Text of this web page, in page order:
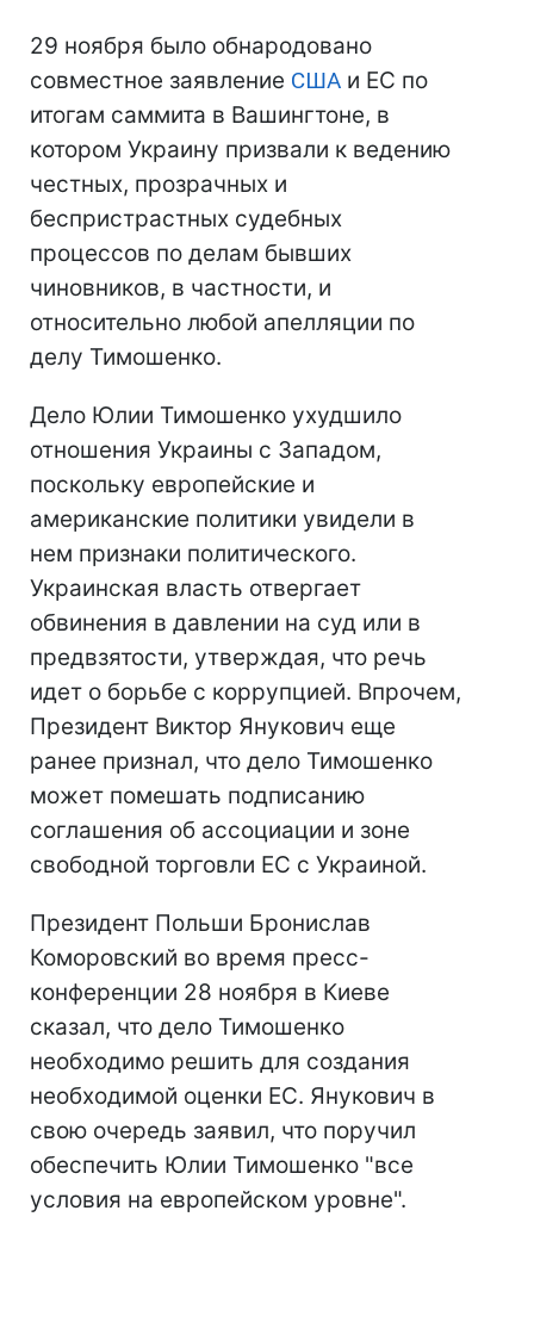
29 ноября было обнародовано
совместное заявление США и ЕС по
итогам саммита в Вашингтоне, в
котором Украину призвали к ведению
честных, прозрачных и
беспристрастных судебных
процессов по делам бывших
чиновников, в частности, и
относительно любой апелляции по
делу Тимошенко.
Дело Юлии Тимошенко ухудшило
отношения Украины с Западом,
поскольку европейские и
американские политики увидели в
нем признаки политического.
Украинская власть отвергает
обвинения в давлении на суд или в
предвзятости, утверждая, что речь
идет о борьбе с коррупцией. Впрочем,
Президент Виктор Янукович еще
ранее признал, что дело Тимошенко
может помешать подписанию
соглашения об ассоциации и зоне
свободной торговли ЕС с Украиной.
Президент Польши Бронислав
Коморовский во время пресс-
конференции 28 ноября в Киеве
сказал, что дело Тимошенко
необходимо решить для создания
необходимой оценки ЕС. Янукович в
свою очередь заявил, что поручил
обеспечить Юлии Тимошенко "все
условия на европейском уровне".